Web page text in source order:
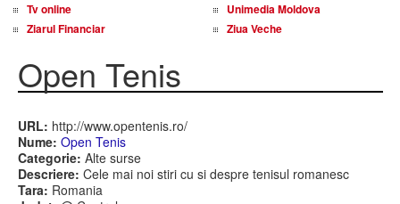
Tv online
Unimedia Moldova
Ziarul Financiar
Ziua Veche
Open Tenis
URL: http://www.opentenis.ro/
Nume: Open Tenis
Categorie: Alte surse
Descriere: Cele mai noi stiri cu si despre tenisul romanesc
Tara: Romania